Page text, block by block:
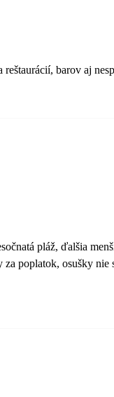
barov aj
pláž, ďalšia
za poplatok, osušky nie